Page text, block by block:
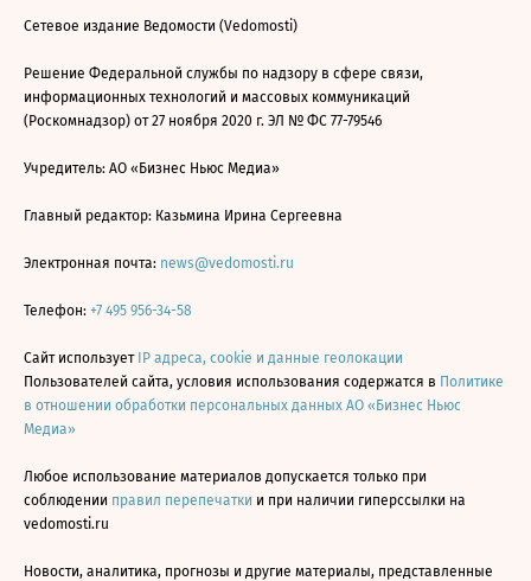
Сетевое издание Ведомости (Vedomosti)
Решение Федеральной службы по надзору в сфере связи,
информационных технологий и массовых коммуникаций
(Роскомнадзор) от 27 ноября 2020 г. ЭЛ № ФС 77-79546
Учредитель: АО «Бизнес Ньюс Медиа»
Главный редактор: Казьмина Ирина Сергеевна
Электронная почта: news@vedomosti.ru
Телефон: +7 495 956-34-58
Сайт использует IP адреса, cookie и данные геолокации
Пользователей сайта, условия использования содержатся в Политике
в отношении обработки персональных данных АО «Бизнес Ньюс
Медиа»
Любое использование материалов допускается только при
соблюдении правил перепечатки и при наличии гиперссылки на
vedomosti.ru
Новости, аналитика, прогнозы и другие материалы, представленные